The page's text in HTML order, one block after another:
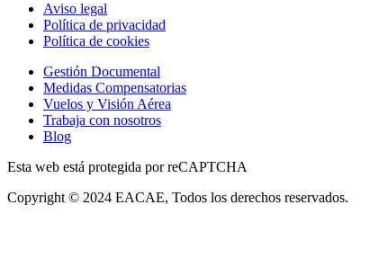
Aviso legal
Política de privacidad
Política de cookies
Gestión Documental
Medidas Compensatorias
Vuelos y Visión Aérea
Trabaja con nosotros
Blog
Esta web está protegida por reCAPTCHA
Copyright © 2024 EACAE, Todos los derechos reservados.